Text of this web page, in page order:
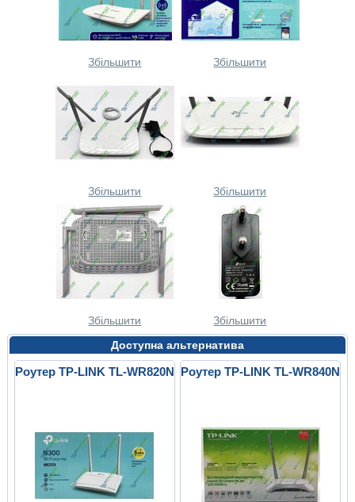
Збільшити Збільшити
Збільшити Збільшити
Збільшити
Збільшити
Доступна альтернатива
Роутер TP-LINK TL-WR820N Роутер TP-LINK TL-WR840N